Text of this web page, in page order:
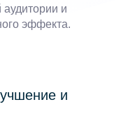
аудитории и
эффекта.
и